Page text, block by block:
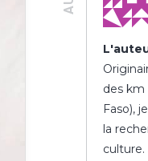
des km
Faso),
la
culture.